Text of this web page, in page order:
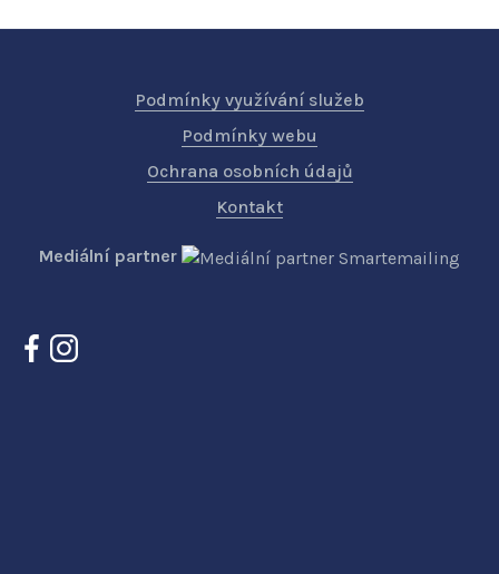
Podmínky využívání služeb
Podmínky webu
Ochrana osobních údajů
Kontakt
Mediální partner